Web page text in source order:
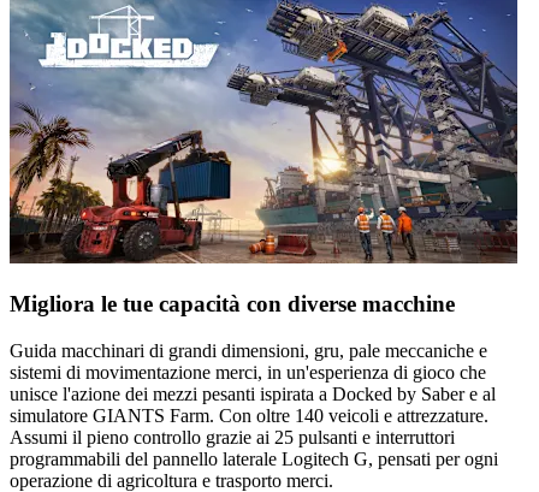
Migliora le tue capacità con diverse macchine
Guida macchinari di grandi dimensioni, gru, pale meccaniche e
sistemi di movimentazione merci, in un'esperienza di gioco che
unisce l'azione dei mezzi pesanti ispirata a Docked by Saber e al
simulatore GIANTS Farm. Con oltre 140 veicoli e attrezzature.
Assumi il pieno controllo grazie ai 25 pulsanti e interruttori
programmabili del pannello laterale Logitech G, pensati per ogni
operazione di agricoltura e trasporto merci.